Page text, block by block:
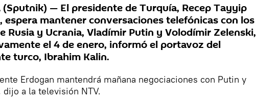
(Sputnik) — El presidente de Turquía, Recep Tayyip
espera mantener conversaciones telefónicas con los
Rusia y Ucrania, Vladímir Putin y Volodímir Zelenski,
el 4 de enero, informó el portavoz del
turco, Ibrahim Kalin.
Erdogan mantendrá mañana negociaciones con Putin y
a la televisión NTV.